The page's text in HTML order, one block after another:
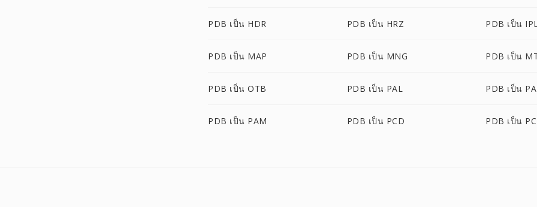
PDB เป็น HDR PDB เป็น HRZ PDB เป็น
PDB เป็น MAP PDB เป็น MNG PDB เป็น
PDB เป็น OTB PDB เป็น PAL PDB เป็น
PDB เป็น PAM PDB เป็น PCD PDB เป็น